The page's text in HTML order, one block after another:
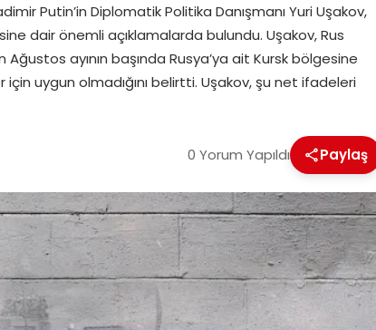
Putin’in Diplomatik Politika Danışmanı Yuri Uşakov,
dair önemli açıklamalarda bulundu. Uşakov, Rus
ayının başında Rusya’ya ait Kursk bölgesine
uygun olmadığını belirtti. Uşakov, şu net ifadeleri
0 Yorum Yapıldı Paylaş